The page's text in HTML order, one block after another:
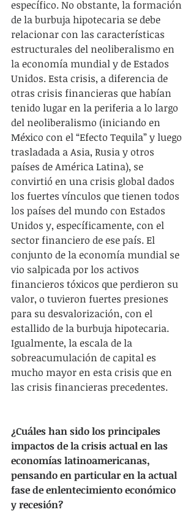
específico. No obstante, la formación
de la burbuja hipotecaria se debe
relacionar con las características
estructurales del neoliberalismo en
la economía mundial y de Estados
Unidos. Esta crisis, a diferencia de
otras crisis financieras que habían
tenido lugar en la periferia a lo largo
del neoliberalismo (iniciando en
México con el “Efecto Tequila” y luego
trasladada a Asia, Rusia y otros
países de América Latina), se
convirtió en una crisis global dados
los fuertes vínculos que tienen todos
los países del mundo con Estados
Unidos y, específicamente, con el
sector financiero de ese país. El
conjunto de la economía mundial se
vio salpicada por los activos
financieros tóxicos que perdieron su
valor, o tuvieron fuertes presiones
para su desvalorización, con el
estallido de la burbuja hipotecaria.
Igualmente, la escala de la
sobreacumulación de capital es
mucho mayor en esta crisis que en
las crisis financieras precedentes.
¿Cuáles han sido los principales
impactos de la crisis actual en las
economías latinoamericanas,
pensando en particular en la actual
fase de enlentecimiento económico
y recesión?